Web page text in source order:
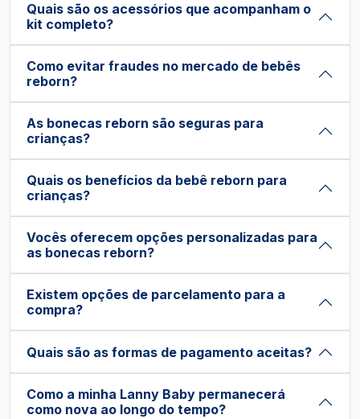
Quais são os acessórios que acompanham o
kit completo?
Como evitar fraudes no mercado de bebês
reborn?
As bonecas reborn são seguras para
crianças?
Quais os benefícios da bebê reborn para
crianças?
Vocês oferecem opções personalizadas para
as bonecas reborn?
Existem opções de parcelamento para a
compra?
Quais são as formas de pagamento aceitas?
Como a minha Lanny Baby permanecerá
como nova ao longo do tempo?